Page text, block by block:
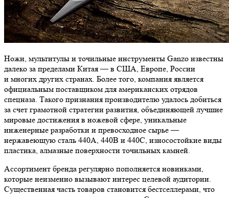
Ножи, мультитулы и точильные инструменты Ganzo известны
далеко за пределами Китая — в США, Европе, России
и многих других странах. Более того, компания является
официальным поставщиком для американских отрядов
спецназа. Такого признания производителю удалось добиться
за счет грамотной стратегии развития, объединяющей лучшие
мировые достижения в ножевой сфере, уникальные
инженерные разработки и превосходное сырье —
нержавеющую сталь 440A, 440B и 440С, износостойкие виды
пластика, алмазные поверхности точильных камней.
Ассортимент бренда регулярно пополняется новинками,
которые неизменно вызывают интерес целевой аудитории.
Существенная часть товаров становится бестселлерами, что